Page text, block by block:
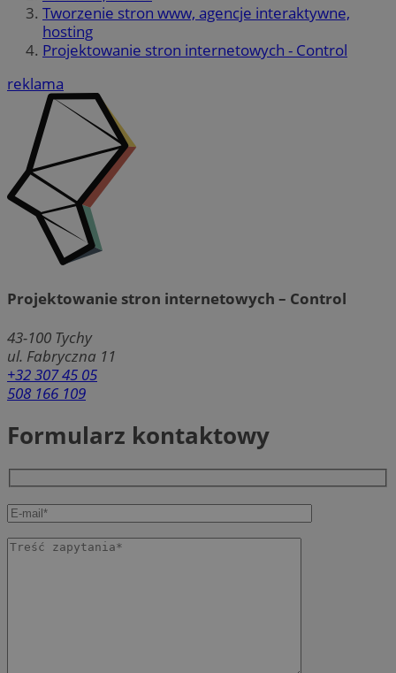
Tworzenie stron www, agencje interaktywne,
hosting
Projektowanie stron internetowych - Control
reklama
Projektowanie stron internetowych – Control
43-100 Tychy
ul. Fabryczna 11
+32 307 45 05
508 166 109
Formularz kontaktowy